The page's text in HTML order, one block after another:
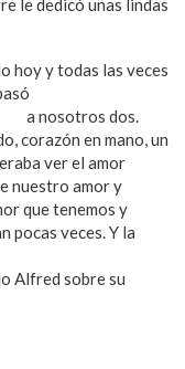
le dedicó unas lindas
hoy y todas las veces
a nosotros dos.
corazón en mano, un
ver el amor
nuestro amor y
que tenemos y
pocas veces. Y la
Alfred sobre su